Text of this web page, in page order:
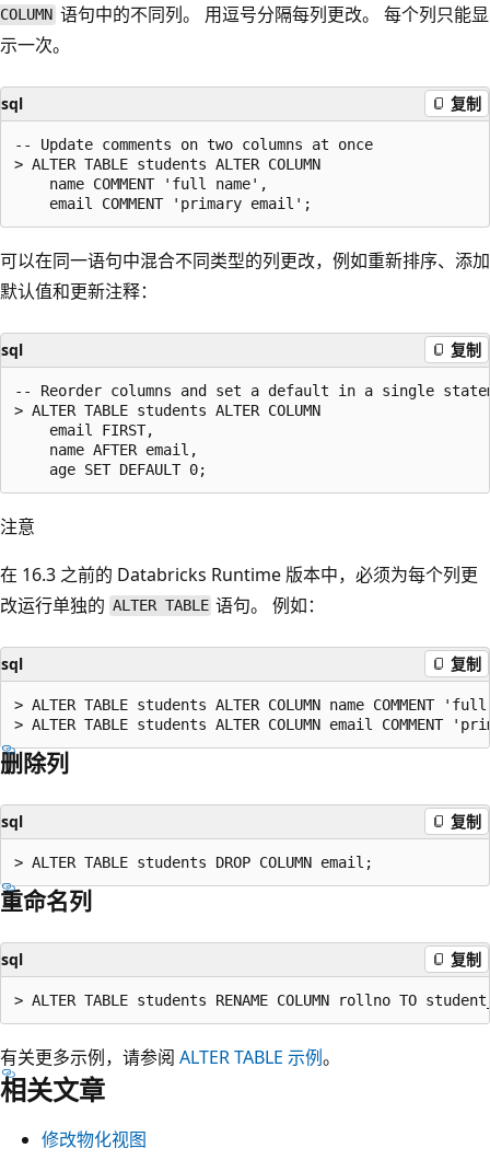
COLUMN 语句中的不同列。 用逗号分隔每列更改。 每个列只能显
示一次。
sql 复制
-- Update comments on two columns at once
> ALTER TABLE students ALTER COLUMN
    name COMMENT 'full name',
可以在同一语句中混合不同类型的列更改，例如重新排序、添加
默认值和更新注释：
sql 复制
-- Reorder columns and set a default in a single
> ALTER TABLE students ALTER COLUMN
    email FIRST,
    name AFTER email,
注意
在 16.3 之前的 Databricks Runtime 版本中，必须为每个列更
改运行单独的 ALTER TABLE 语句。 例如：
sql 复制
> ALTER TABLE students ALTER COLUMN name COMMENT
删除列
sql 复制
重命名列
sql 复制
有关更多示例，请参阅 ALTER TABLE 示例。
相关文章
修改物化视图